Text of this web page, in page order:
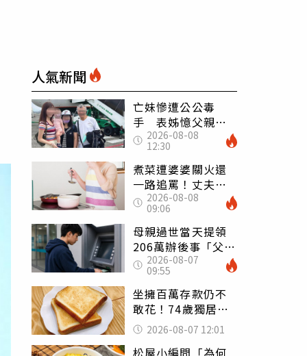
人氣新聞
亡妹慘遭公公毒
手 表姊憶父親節
前夕：小舅舅仍到
殯儀館陪她說話
2026-08-08
12:30
煮菜遭婆婆關火還
一路追罵！丈夫勸
別計較「媽媽老
了」 人妻超崩
潰：我像台傭
2026-08-08
09:06
母親過世當天提領
206萬辦後事「父子
遭判刑」 律師：
搶錢先下手是罪
2026-08-07
09:55
坐擁百萬存款仍不
敢花！74歲獨居翁
「1餐只吃1片吐
司」 半年後暴瘦
2026-08-07 12:01